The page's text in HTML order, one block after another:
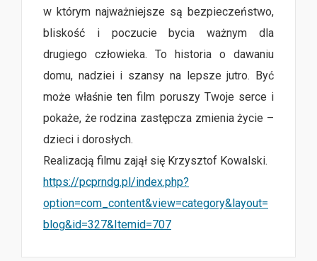
w którym najważniejsze są bezpieczeństwo,
bliskość i poczucie bycia ważnym dla
drugiego człowieka. To historia o dawaniu
domu, nadziei i szansy na lepsze jutro. Być
może właśnie ten film poruszy Twoje serce i
pokaże, że rodzina zastępcza zmienia życie –
dzieci i dorosłych.
Realizacją filmu zajął się Krzysztof Kowalski.
https://pcprndg.pl/index.php?
option=com_content&view=category&layout=
blog&id=327&Itemid=707